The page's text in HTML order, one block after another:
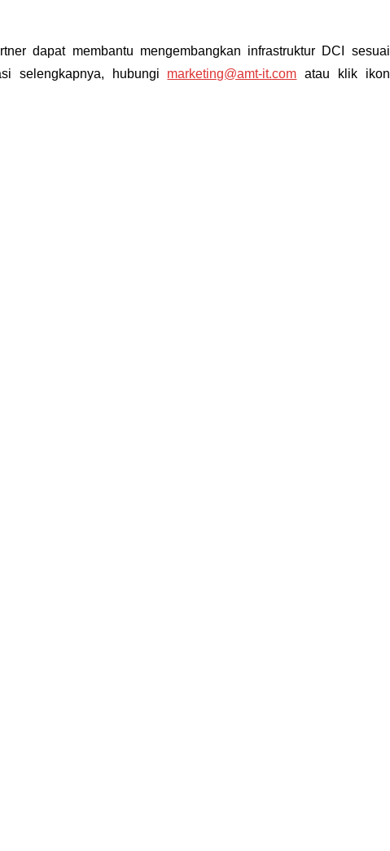
dapat membantu mengembangkan infrastruktur DCI sesuai
selengkapnya, hubungi marketing@amt-it.com atau klik ikon